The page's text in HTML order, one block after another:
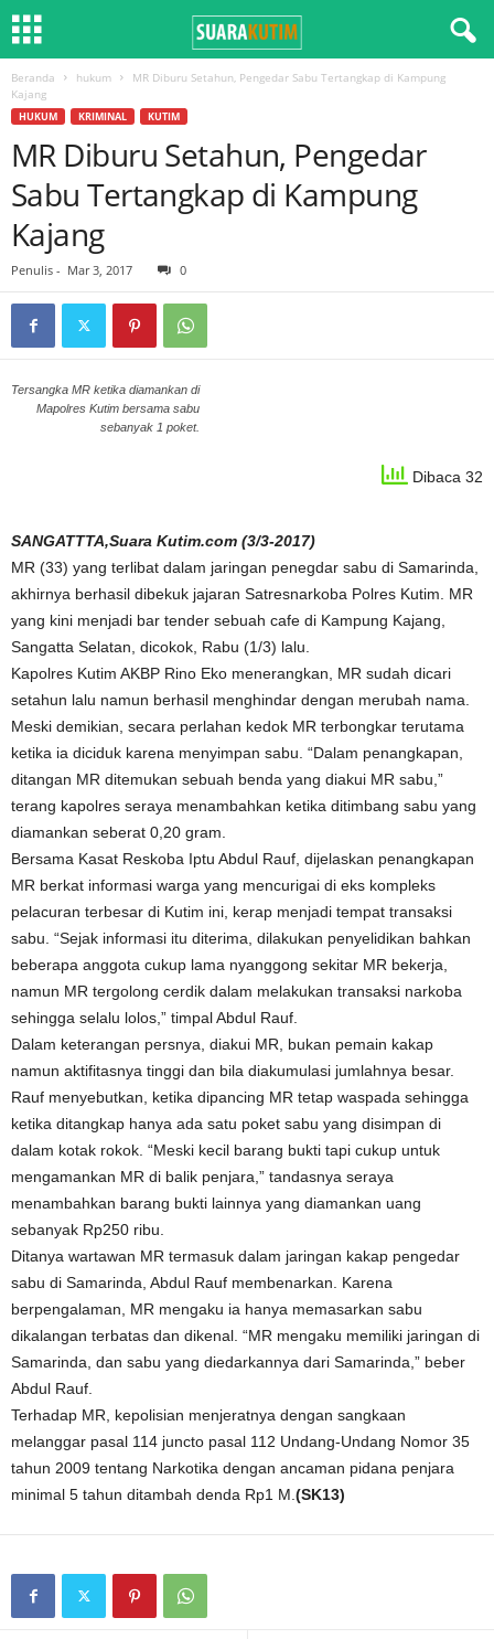
Beranda hukum
MR Diburu Setahun, Pengedar Sabu Tertangkap di Kampung
Kajang
HUKUM KRIMINAL KUTIM
MR Diburu Setahun, Pengedar
Sabu Tertangkap di Kampung
Kajang
Penulis - Mar 3, 2017 0
Tersangka MR ketika diamankan di
Mapolres Kutim bersama sabu
sebanyak 1 poket.
Dibaca 32
SANGATTTA,Suara Kutim.com (3/3-2017)
MR (33) yang terlibat dalam jaringan penegdar sabu di Samarinda,
akhirnya berhasil dibekuk jajaran Satresnarkoba Polres Kutim. MR
yang kini menjadi bar tender sebuah cafe di Kampung Kajang,
Sangatta Selatan, dicokok, Rabu (1/3) lalu.
Kapolres Kutim AKBP Rino Eko menerangkan, MR sudah dicari
setahun lalu namun berhasil menghindar dengan merubah nama.
Meski demikian, secara perlahan kedok MR terbongkar terutama
ketika ia diciduk karena menyimpan sabu. “Dalam penangkapan,
ditangan MR ditemukan sebuah benda yang diakui MR sabu,”
terang kapolres seraya menambahkan ketika ditimbang sabu yang
diamankan seberat 0,20 gram.
Bersama Kasat Reskoba Iptu Abdul Rauf, dijelaskan penangkapan
MR berkat informasi warga yang mencurigai di eks kompleks
pelacuran terbesar di Kutim ini, kerap menjadi tempat transaksi
sabu. “Sejak informasi itu diterima, dilakukan penyelidikan bahkan
beberapa anggota cukup lama nyanggong sekitar MR bekerja,
namun MR tergolong cerdik dalam melakukan transaksi narkoba
sehingga selalu lolos,” timpal Abdul Rauf.
Dalam keterangan persnya, diakui MR, bukan pemain kakap
namun aktifitasnya tinggi dan bila diakumulasi jumlahnya besar.
Rauf menyebutkan, ketika dipancing MR tetap waspada sehingga
ketika ditangkap hanya ada satu poket sabu yang disimpan di
dalam kotak rokok. “Meski kecil barang bukti tapi cukup untuk
mengamankan MR di balik penjara,” tandasnya seraya
menambahkan barang bukti lainnya yang diamankan uang
sebanyak Rp250 ribu.
Ditanya wartawan MR termasuk dalam jaringan kakap pengedar
sabu di Samarinda, Abdul Rauf membenarkan. Karena
berpengalaman, MR mengaku ia hanya memasarkan sabu
dikalangan terbatas dan dikenal. “MR mengaku memiliki jaringan di
Samarinda, dan sabu yang diedarkannya dari Samarinda,” beber
Abdul Rauf.
Terhadap MR, kepolisian menjeratnya dengan sangkaan
melanggar pasal 114 juncto pasal 112 Undang-Undang Nomor 35
tahun 2009 tentang Narkotika dengan ancaman pidana penjara
minimal 5 tahun ditambah denda Rp1 M. (SK13)